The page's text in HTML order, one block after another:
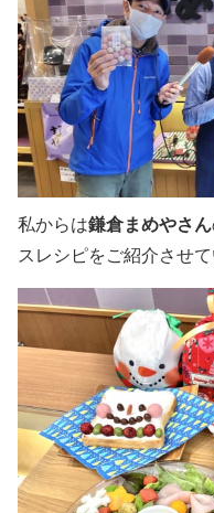
私からは鎌倉まめやさん
スレシピをご紹介させて